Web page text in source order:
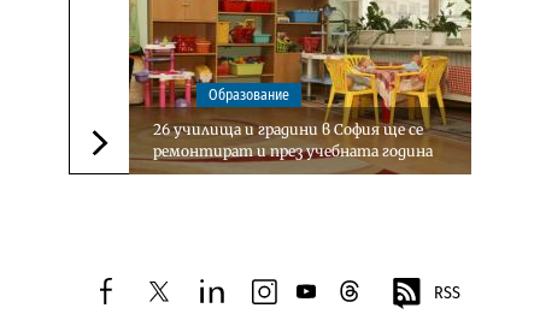
Следваща новина
Образование
26 училища и градини в София ще се
ремонтират и през учебната година
facebooktwitterlinkedininstagram
youtubethreads RSS